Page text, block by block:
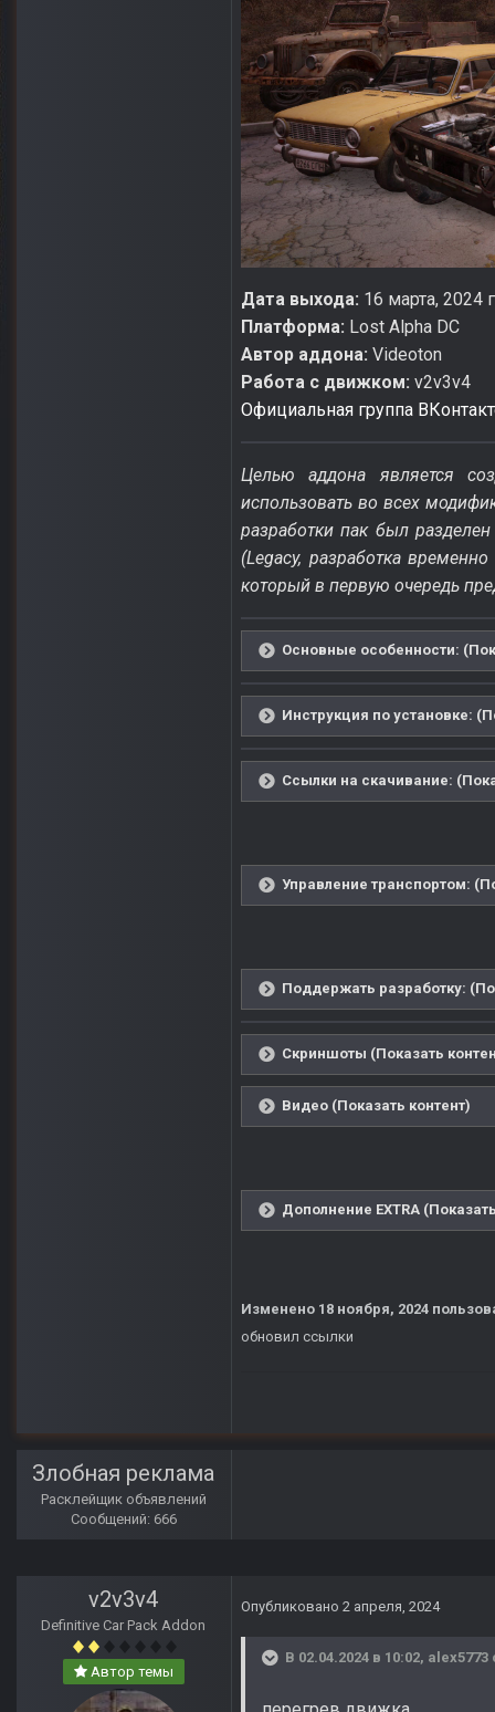
Дата выхода: 16 марта, 2024
Платформа: Lost Alpha DC
Автор аддона: Videoton
Работа с движком: v2v3v4
Официальная группа
Целью аддона является
использовать во всех
разработки пак был
(Legacy, разработка
который в первую очередь
Основные особенности:
Инструкция по установке:
Ссылки на скачивание:
Управление транспортом:
Поддержать разработку:
Скриншоты (Показать
Видео (Показать контент)
Дополнение EXTRA
Изменено 18 ноября, 2024
обновил ссылки
Злобная реклама
Расклейщик объявлений
Сообщений: 666
v2v3v4
Definitive Car Pack Addon
Автор темы
Опубликовано 2 апреля, 2024
В 02.04.2024 в 10:02, alex5773